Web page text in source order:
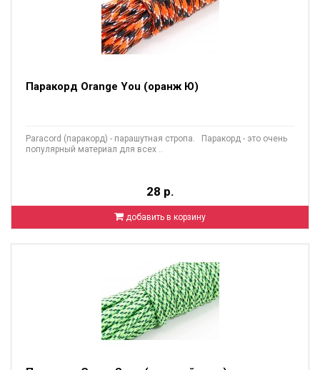
Паракорд Orange You (оранж Ю)
Paracord (паракорд) - парашутная стропа. Паракорд - это очень
популярный материал для всех ..
28 р.
добавить в корзину